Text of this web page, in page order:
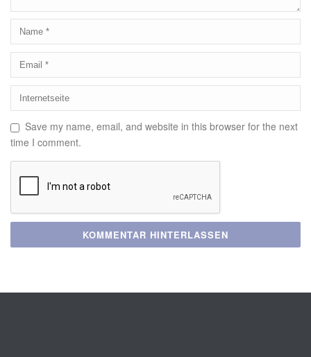
Save my name, email, and website in this browser for the next
time I comment.